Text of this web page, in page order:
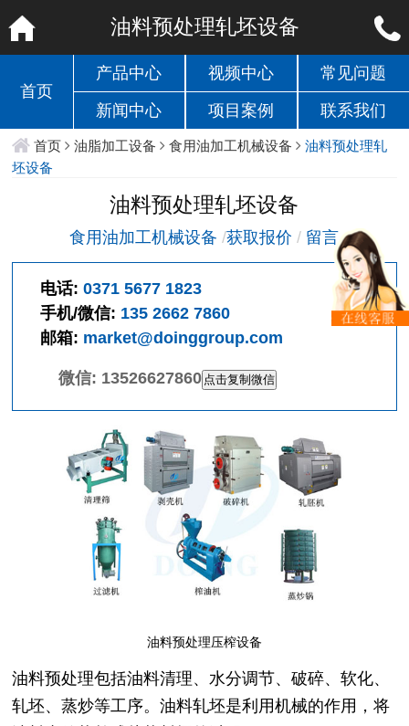
油料预处理轧坯设备
首页
产品中心 视频中心 常见问题
新闻中心 项目案例 联系我们
首页 油脂加工设备 食用油加工机械设备
油料预处理轧
坯设备
油料预处理轧坯设备
食用油加工机械设备 /获取报价/ 留言
电话:0371 5677 1823
手机/微信: 135 2662 7860
邮箱: market@doinggroup.com
微信: 13526627860 点击复制微信
油料预处理压榨设备
油料预处理包括油料清理、水分调节、破碎、软化、
轧坯、蒸炒等工序。油料轧坯是利用机械的作用，将